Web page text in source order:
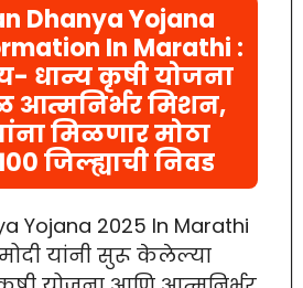
Dhanya Yojana
In Marathi :
धान्य कृषी योजना
आत्मनिर्भर मिशन,
मिळणार मोठा
जिल्ह्याची निवड
Yojana 2025 In Marathi
मोदी यांनी सुरू केलेल्या